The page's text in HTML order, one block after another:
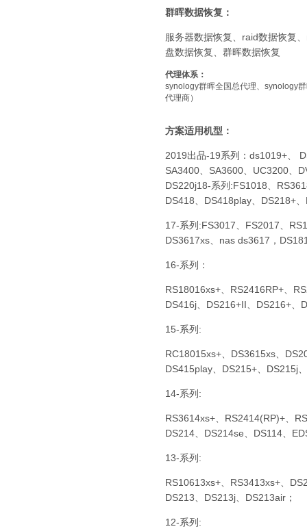
群晖数据恢复：
服务器数据恢复、raid数据恢复
盘数据恢复、群晖数据恢复
代理体系：
synology群晖全国总代理、synology
代理商）
方案适用机型：
2019出品-19系列：ds1019+、
SA3400、SA3600、UC3200、
DS220j18-系列:FS1018、
DS418、DS418play、DS218+
17-系列:FS3017、FS2017、
DS3617xs、nas ds3617，
16-系列：
RS18016xs+、RS2416RP+、
DS416j、DS216+II、DS216+、
15-系列:
RC18015xs+、DS3615xs、
DS415play、DS215+、DS215j
14-系列:
RS3614xs+、RS2414(RP)+、
DS214、DS214se、DS114、
13-系列:
RS10613xs+、RS3413xs+、
DS213、DS213j、DS213air；
12-系列: